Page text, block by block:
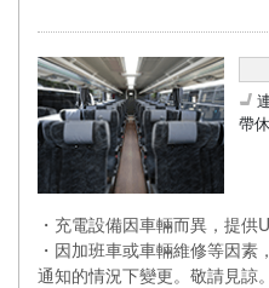
帶
・充電設備因車輛而異，提供
・因加班車或車輛維修等因
通知的情況下變更。敬請見諒。